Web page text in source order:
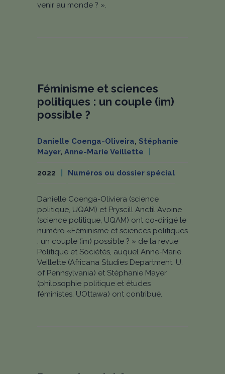
venir au monde ? ».
Féminisme et sciences
politiques : un couple (im)
possible ?
Danielle Coenga-Oliveira, Stéphanie
Mayer, Anne-Marie Veillette
2022 Numéros ou dossier spécial
Danielle Coenga-Oliviera (science
politique, UQAM) et Pryscill Anctil Avoine
(science politique, UQAM) ont co-dirigé le
numéro «Féminisme et sciences politiques
: un couple (im) possible ? » de la revue
Politique et Sociétés, auquel Anne-Marie
Veillette (Africana Studies Department, U.
of Pennsylvania) et Stéphanie Mayer
(philosophie politique et études
féministes, UOttawa) ont contribué.